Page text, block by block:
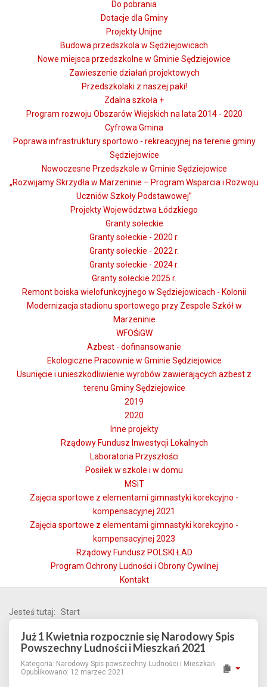
Do pobrania
Dotacje dla Gminy
Projekty Unijne
Budowa przedszkola w Sędziejowicach
Nowe miejsca przedszkolne w Gminie Sędziejowice
Zawieszenie działań projektowych
Przedszkolaki z naszej paki!
Zdalna szkoła +
Program rozwoju Obszarów Wiejskich na lata 2014 - 2020
Cyfrowa Gmina
Poprawa infrastruktury sportowo - rekreacyjnej na terenie gminy
Sędziejowice
Nowoczesne Przedszkole w Gminie Sędziejowice
„Rozwijamy Skrzydła w Marzeninie – Program Wsparcia i Rozwoju
Uczniów Szkoły Podstawowej”
Projekty Województwa Łódzkiego
Granty sołeckie
Granty sołeckie - 2020 r.
Granty sołeckie - 2022 r.
Granty sołeckie - 2024 r.
Granty sołeckie 2025 r.
Remont boiska wielofunkcyjnego w Sędziejowicach - Kolonii
Modernizacja stadionu sportowego przy Zespole Szkół w
Marzeninie
WFOŚiGW
Azbest - dofinansowanie
Ekologiczne Pracownie w Gminie Sędziejowice
Usunięcie i unieszkodliwienie wyrobów zawierających azbest z
terenu Gminy Sędziejowice
2019
2020
Inne projekty
Rządowy Fundusz Inwestycji Lokalnych
Laboratoria Przyszłości
Posiłek w szkole i w domu
MSiT
Zajęcia sportowe z elementami gimnastyki korekcyjno -
kompensacyjnej 2021
Zajęcia sportowe z elementami gimnastyki korekcyjno -
kompensacyjnej 2023
Rządowy Fundusz POLSKI ŁAD
Program Ochrony Ludności i Obrony Cywilnej
Kontakt
Jesteś tutaj: Start
Już 1 Kwietnia rozpocznie się Narodowy Spis
Powszechny Ludności i Mieszkań 2021
Kategoria: Narodowy Spis powszechny Ludności i Mieszkań
Opublikowano: 12 marzec 2021